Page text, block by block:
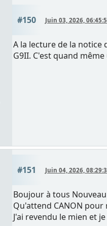
#150 Juin 03, 2026,
A la lecture de la
G9II. C'est quand
#151 Juin 04, 2026,
Boujour à tous
Qu'attend CANON pour
J'ai revendu le mien et